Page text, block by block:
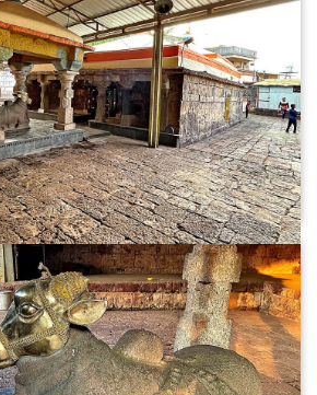
संगम, कराड, ता. कराड, जि. सातारा
अधिक माहिती